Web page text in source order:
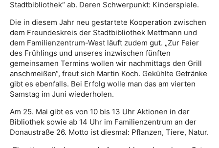
Stadtbibliothek“ ab. Deren Schwerpunkt: Kinderspiele.
Die in diesem Jahr neu gestartete Kooperation zwischen
dem Freundeskreis der Stadtbibliothek Mettmann und
dem Familienzentrum-West läuft zudem gut. „Zur Feier
des Frühlings und unseres inzwischen fünften
gemeinsamen Termins wollen wir nachmittags den Grill
anschmeißen“, freut sich Martin Koch. Gekühlte Getränke
gibt es ebenfalls. Bei Erfolg wolle man das am vierten
Samstag im Juni wiederholen.
Am 25. Mai gibt es von 10 bis 13 Uhr Aktionen in der
Bibliothek sowie ab 14 Uhr im Familienzentrum an der
Donaustraße 26. Motto ist diesmal: Pflanzen, Tiere, Natur.